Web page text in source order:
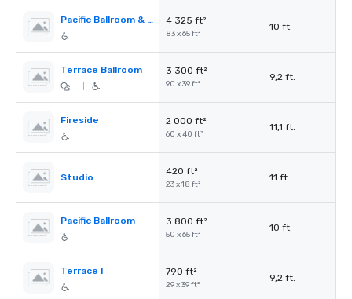
Pacific Ballroom & Seaview 4 325 ft²
83 x 65 ft²
10 ft.
Terrace Ballroom 3 300 ft²
90 x 39 ft²
9,2 ft.
Fireside 2 000 ft²
60 x 40 ft²
11,1 ft.
Studio
420 ft²
23 x 18 ft²
11 ft.
Pacific Ballroom 3 800 ft²
50 x 65 ft²
10 ft.
Terrace I 790 ft²
29 x 39 ft²
9,2 ft.